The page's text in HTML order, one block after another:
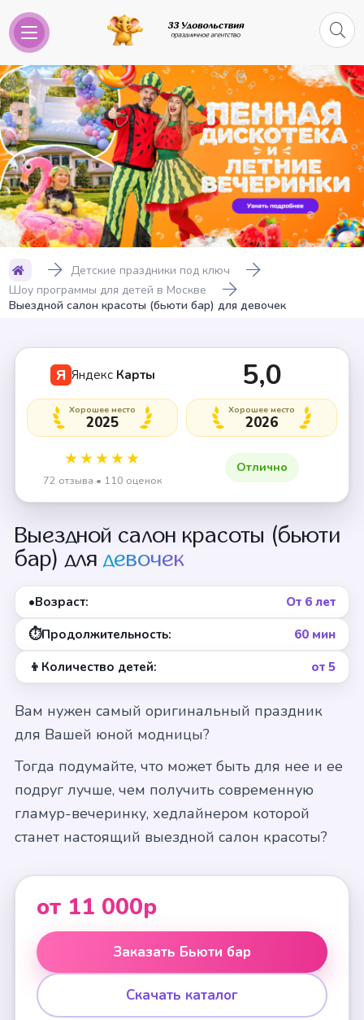
Детские праздники под ключ
Шоу программы для детей в Москве
Выездной салон красоты (бьюти бар) для девочек
Я Яндекс Карты 5,0
★★★★★
72 отзыва • 110 оценок
Хорошее место
2025
Хорошее место
2026
Отлично
Выездной салон красоты (бьюти
бар) для девочек
•Возраст: От 6 лет
⏱Продолжительность: 60 мин
👦 Количество детей: от 5
Вам нужен самый оригинальный праздник
для Вашей юной модницы?
Тогда подумайте, что может быть для нее и ее
подруг лучше, чем получить современную
гламур-вечеринку, хедлайнером которой
станет настоящий выездной салон красоты?
от 11 000р
Заказать Бьюти бар
Скачать каталог